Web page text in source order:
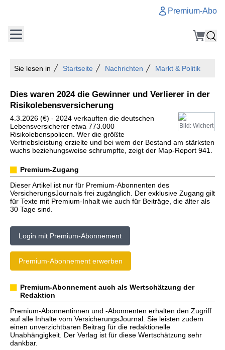
Premium-Abo
Sie lesen in Startseite Nachrichten Markt & Politik
Dies waren 2024 die Gewinner und Verlierer in der
Risikolebensversicherung
Bild: Wichert
4.3.2026 (€) - 2024 verkauften die deutschen
Lebensversicherer etwa 773.000
Risikolebenspolicen. Wer die größte
Vertriebsleistung erzielte und bei wem der Bestand am stärksten
wuchs beziehungsweise schrumpfte, zeigt der Map-Report 941.
Premium-Zugang
Dieser Artikel ist nur für Premium-Abonnenten des
VersicherungsJournals frei zugänglich. Der exklusive Zugang gilt
für Texte mit Premium-Inhalt wie auch für Beiträge, die älter als
30 Tage sind.
Login mit Premium-Abonnement
Premium-Abonnement erwerben
Premium-Abonnement auch als Wertschätzung der
Redaktion
Premium-Abonnentinnen und -Abonnenten erhalten den Zugriff
auf alle Inhalte vom VersicherungsJournal. Sie leisten zudem
einen unverzichtbaren Beitrag für die redaktionelle
Unabhängigkeit. Der Verlag ist für diese Wertschätzung sehr
dankbar.